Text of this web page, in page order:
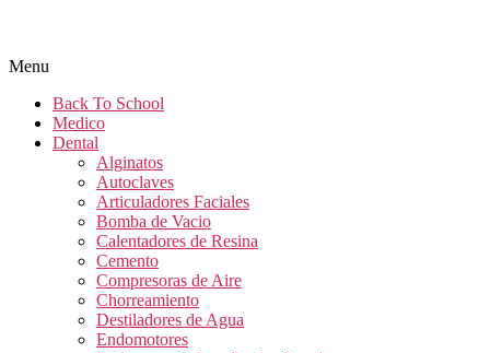
Menu
Back To School
Medico
Dental
Alginatos
Autoclaves
Articuladores Faciales
Bomba de Vacio
Calentadores de Resina
Cemento
Compresoras de Aire
Chorreamiento
Destiladores de Agua
Endomotores